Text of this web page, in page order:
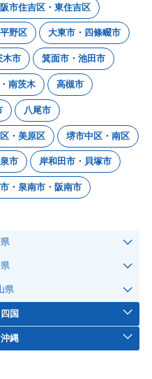
市住吉区・東住吉区
野区 大東市・四條畷市
木市 箕面市・池田市
南茨木 高槻市
八尾市
・美原区 堺市中区・南区
市 岸和田市・貝塚市
・泉南市・阪南市
県
国
縄